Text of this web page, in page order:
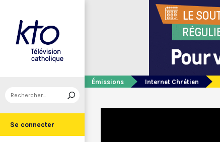
Se connecter
Émissions Internet Chrétien